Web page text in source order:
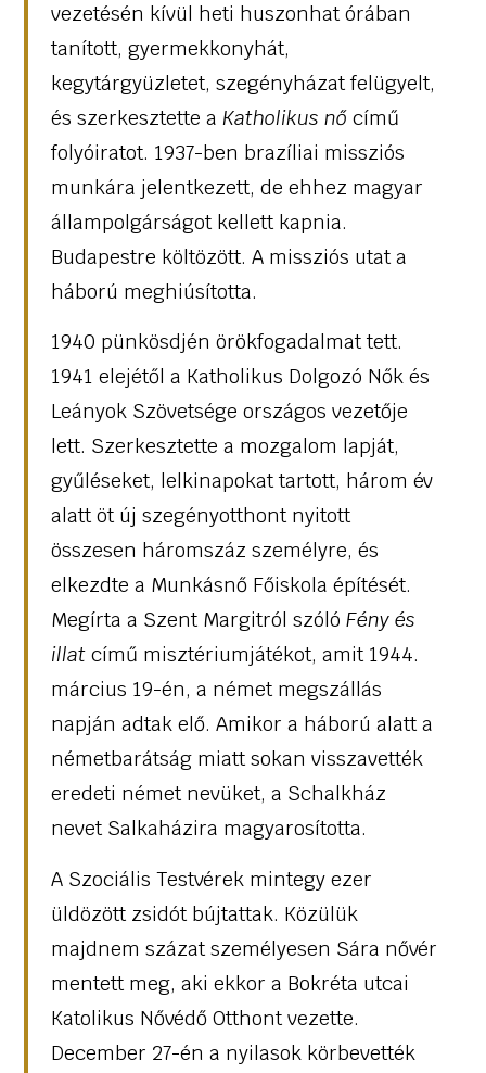
vezetésén kívül heti huszonhat órában
tanított, gyermekkonyhát,
kegytárgyüzletet, szegényházat felügyelt,
és szerkesztette a Katholikus nő című
folyóiratot. 1937-ben brazíliai missziós
munkára jelentkezett, de ehhez magyar
állampolgárságot kellett kapnia.
Budapestre költözött. A missziós utat a
háború meghiúsította.
1940 pünkösdjén örökfogadalmat tett.
1941 elejétől a Katholikus Dolgozó Nők és
Leányok Szövetsége országos vezetője
lett. Szerkesztette a mozgalom lapját,
gyűléseket, lelkinapokat tartott, három év
alatt öt új szegényotthont nyitott
összesen háromszáz személyre, és
elkezdte a Munkásnő Főiskola építését.
Megírta a Szent Margitról szóló Fény és
illatcímű misztériumjátékot, amit 1944.
március 19-én, a német megszállás
napján adtak elő. Amikor a háború alatt a
németbarátság miatt sokan visszavették
eredeti német nevüket, a Schalkház
nevet Salkaházira magyarosította.
A Szociális Testvérek mintegy ezer
üldözött zsidót bújtattak. Közülük
majdnem százat személyesen Sára nővér
mentett meg, aki ekkor a Bokréta utcai
Katolikus Nővédő Otthont vezette.
December 27-én a nyilasok körbevették